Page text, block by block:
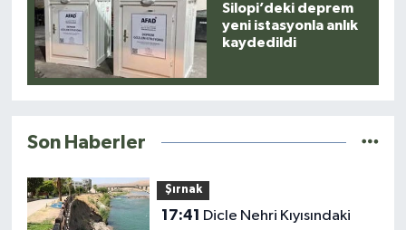
Silopi’deki deprem
yeni istasyonla anlık
kaydedildi
Son Haberler
Şırnak
17:41